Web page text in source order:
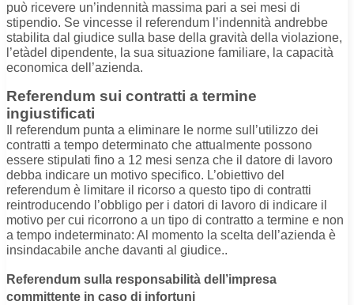
può ricevere un’indennità massima pari a sei mesi di
stipendio. Se vincesse il referendum l’indennità andrebbe
stabilita dal giudice sulla base della gravità della violazione,
l’etàdel dipendente, la sua situazione familiare, la capacità
economica dell’azienda.
Referendum sui contratti a termine
ingiustificati
Il referendum punta a eliminare le norme sull’utilizzo dei
contratti a tempo determinato che attualmente possono
essere stipulati fino a 12 mesi senza che il datore di lavoro
debba indicare un motivo specifico. L’obiettivo del
referendum è limitare il ricorso a questo tipo di contratti
reintroducendo l’obbligo per i datori di lavoro di indicare il
motivo per cui ricorrono a un tipo di contratto a termine e non
a tempo indeterminato: Al momento la scelta dell’azienda è
insindacabile anche davanti al giudice..
Referendum sulla responsabilità dell’impresa
committente in caso di infortuni